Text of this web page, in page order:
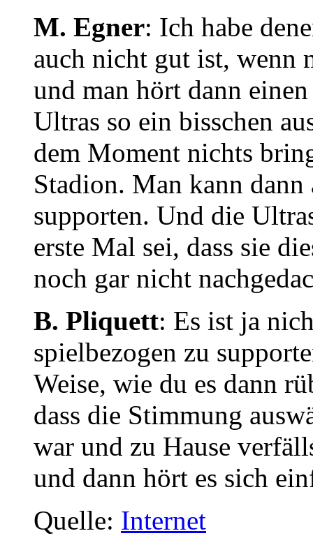
M. Egner: Ich habe
auch nicht gut ist, wenn
und man hört dann
Ultras so ein bisschen
dem Moment nichts
Stadion. Man kann
supporten. Und die
erste Mal sei, dass sie
noch gar nicht
B. Pliquett: Es ist ja
spielbezogen zu
Weise, wie du es dann
dass die Stimmung
war und zu Hause
und dann hört es sich
Quelle: Internet